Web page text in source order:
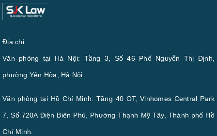
Địa chỉ:
Văn phòng tại Hà Nội: Tầng 3, Số 46 Phố Nguyễn Thị Định,
phường Yên Hòa, Hà Nội.
Văn phòng tại Hồ Chí Minh: Tầng 40 OT, Vinhomes Central Park
7, Số 720A Điện Biên Phủ, Phường Thạnh Mỹ Tây, Thành phố Hồ
Chí Minh.